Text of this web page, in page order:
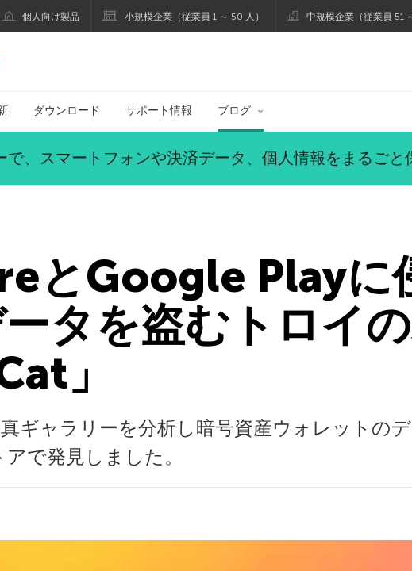
個人向け製品 小規模企業（従業員 1 ～ 50 人） 中規模企業（従業員 51
ー公式ブログ
ダウンロード サポート情報 ブログ
で、スマートフォンや決済データ、個人情報をまるごと
とGoogle Playに
タを盗むトロイ
」
ギャラリーを分析し暗号資産ウォレットの
で発見しました。